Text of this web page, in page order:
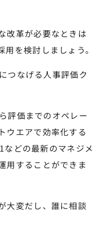
改革が必要なときは
を検討しましょう。
つなげる人事評価ク
評価までのオペレー
ウエアで効率化する
どの最新のマネジメ
用することができま
大変だし、誰に相談